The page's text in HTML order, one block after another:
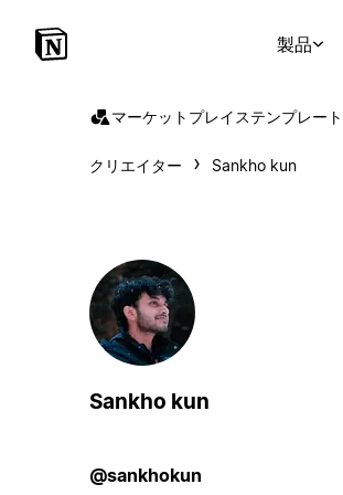
製品
マーケットプレイステンプレート
クリエイター Sankho kun
Sankho kun
@sankhokun